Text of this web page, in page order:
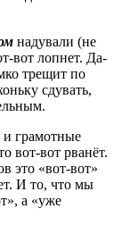
надували (не
вот лопнет. Да-
трещит по
сдувать,
и грамотные
вот-вот рванёт.
это «вот-вот»
И то, что мы
а «уже